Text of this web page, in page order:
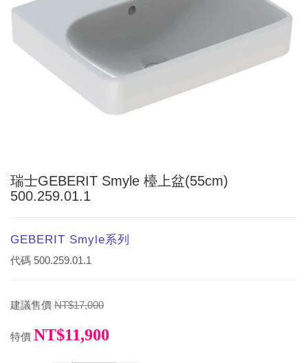
瑞士GEBERIT Smyle 檯上盆(55cm)
500.259.01.1
GEBERIT Smyle系列
代碼 500.259.01.1
建議售價 NT$17,000
特價 NT$11,900